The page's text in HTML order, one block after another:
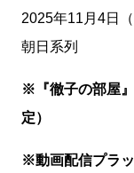
2025年11月4日
朝日系列
※『徹子の部屋』
定）
※動画配信プラ